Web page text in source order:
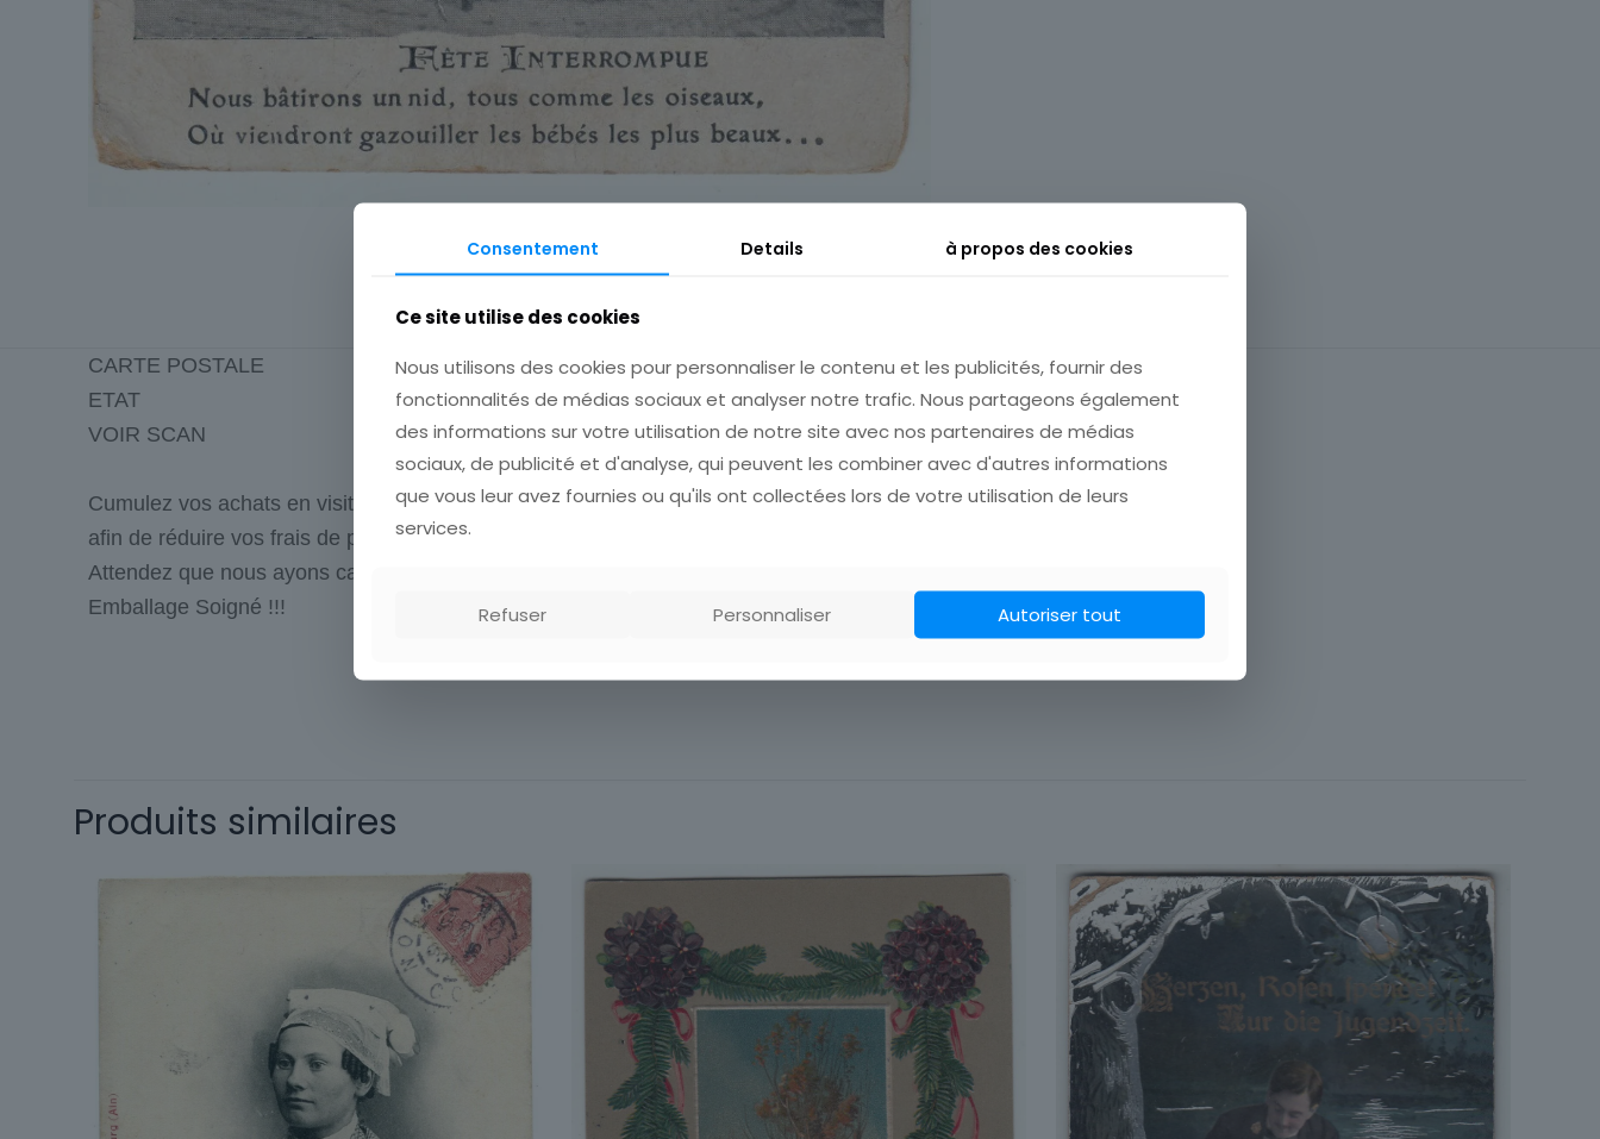
CARTE POSTALE
ETAT
VOIR SCAN
Cumulez vos achats en visitant ma boutique
afin de réduire vos frais de port.
Attendez que nous ayons calculé les frais de port pour plusieurs achats avant de payer!
Emballage Soigné !!!
Type
Carte postale
Produits similaires
Consentement Details à propos des cookies
Ce site utilise des cookies
Nous utilisons des cookies pour personnaliser le contenu et les publicités, fournir des
fonctionnalités de médias sociaux et analyser notre trafic. Nous partageons également
des informations sur votre utilisation de notre site avec nos partenaires de médias
sociaux, de publicité et d'analyse, qui peuvent les combiner avec d'autres informations
que vous leur avez fournies ou qu'ils ont collectées lors de votre utilisation de leurs
services.
Refuser Personnaliser Autoriser tout